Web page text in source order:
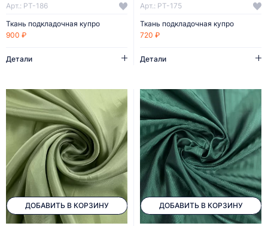
Арт.: PT-186
Ткань подкладочная купро
900 ₽
Детали
Арт.: PT-175
Ткань подкладочная купро
720 ₽
Детали
ДОБАВИТЬ В КОРЗИНУ ДОБАВИТЬ В КОРЗИНУ